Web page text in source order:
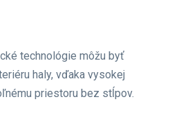
technológie môžu byť
haly, vďaka vysokej
priestoru bez stĺpov.